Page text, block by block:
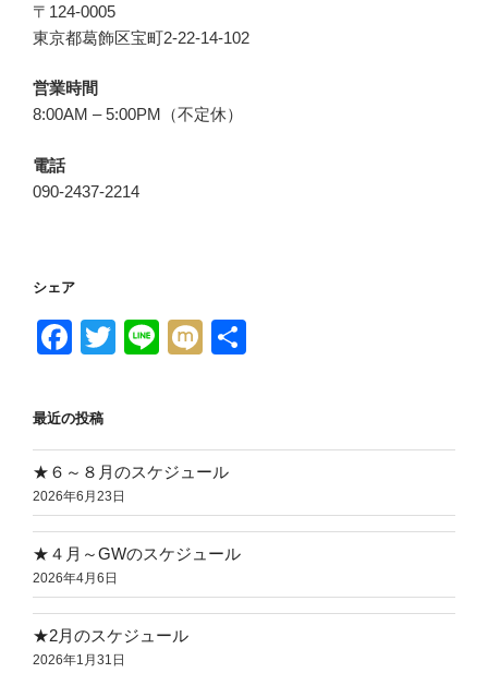
〒124-0005
東京都葛飾区宝町2-22-14-102
営業時間
8:00AM – 5:00PM（不定休）
電話
090-2437-2214
シェア
F
c
e
b
o
o
k
T
er
Li
M
最近の投稿
★６～８月のスケジュール
2026年6月23日
★４月～GWのスケジュール
2026年4月6日
★2月のスケジュール
2026年1月31日